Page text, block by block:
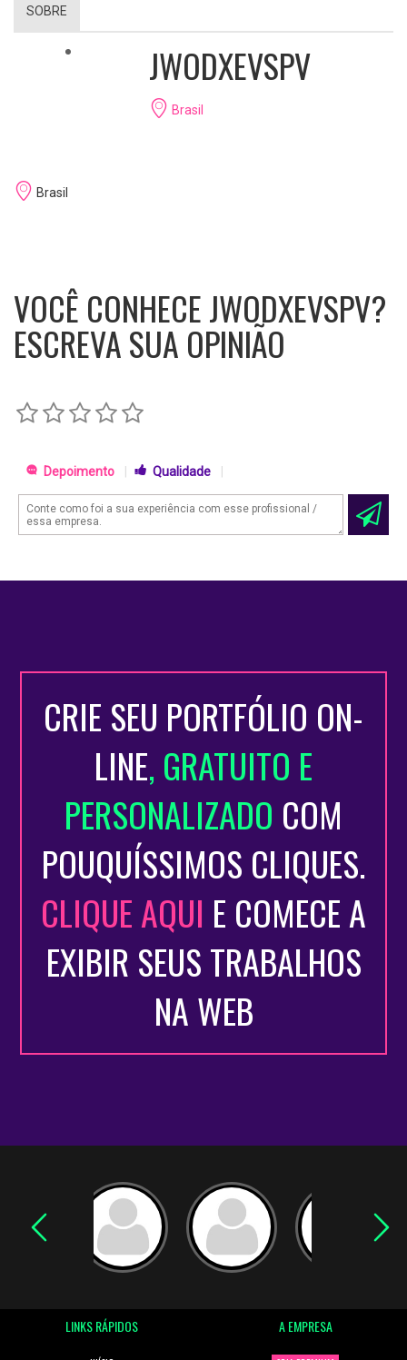
SOBRE
JWODXEVSPV
Brasil
Brasil
VOCÊ CONHECE JWODXEVSPV?
ESCREVA SUA OPINIÃO
Depoimento Qualidade
CRIE SEU PORTFÓLIO ON-
LINE, GRATUITO E
PERSONALIZADO COM
POUQUÍSSIMOS CLIQUES.
CLIQUE AQUI E COMECE A
EXIBIR SEUS TRABALHOS
NA WEB
LINKS RÁPIDOS A EMPRESA